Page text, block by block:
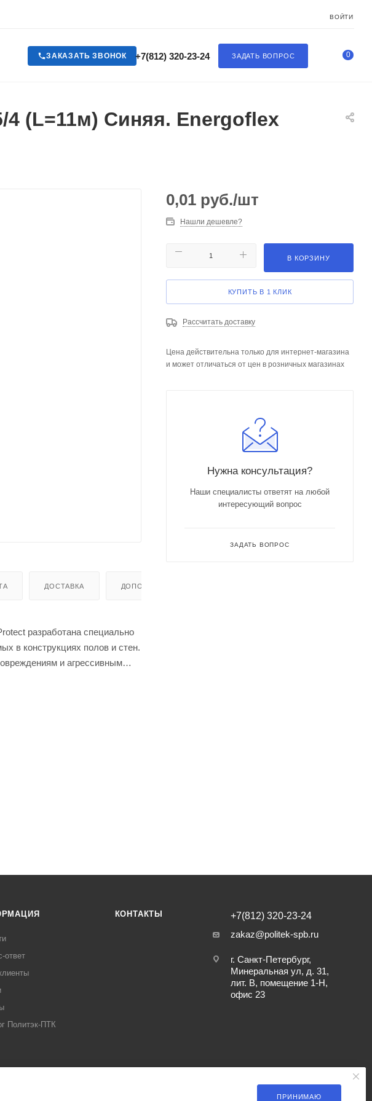
ВОЙТИ
ЗАДАТЬ ВОПРОС
+7(812) 320-23-24
ЗАКАЗАТЬ ЗВОНОК 0
4 (L=11м) Синяя. Energoflex
ДОСТАВКА ДОПОЛНИТЕЛЬНО
разработана специально
в конструкциях полов и стен.
и агрессивным
0,01 руб./шт
Нашли дешевле?
В КОРЗИНУ
КУПИТЬ В 1 КЛИК
Рассчитать доставку
Цена действительна только для интернет-магазина
и может отличаться от цен в розничных магазинах
Нужна консультация?
Наши специалисты ответят на любой
интересующий вопрос
ЗАДАТЬ ВОПРОС
ответ
Политэк-ПТК
КОНТАКТЫ
+7(812) 320-23-24
zakaz@politek-spb.ru
г. Санкт-Петербург,
Минеральная ул, д. 31,
лит. В, помещение 1-Н,
офис 23
ПРИНИМАЮ